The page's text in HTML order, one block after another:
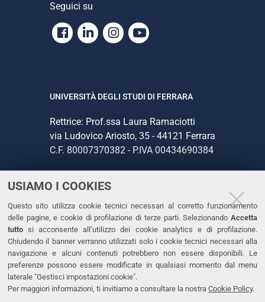
USIAMO I COOKIES
Questo sito utilizza cookie tecnici necessari al corretto funzionamento
delle pagine, e cookie di profilazione di terze parti. Selezionando Accetta
tutto si acconsente all’utilizzo dei cookie analytics e di profilazione.
Chiudendo il banner verranno utilizzati solo i cookie tecnici necessari alla
navigazione e alcuni contenuti potrebbero non essere disponibili. Le
preferenze possono essere modificate in qualsiasi momento dal menu
laterale "Gestisci impostazioni cookie".
Per maggiori informazioni, ti invitiamo a consultare la nostra Cookie Policy.
Seguici su
Facebook
LinkedinInstagram
Youtube
UNIVERSITÀ DEGLI STUDI DI FERRARA
Rettrice: Prof.ssa Laura Ramaciotti
via Ludovico Ariosto, 35 - 44121 Ferrara
C.F. 80007370382 - P.IVA 00434690384
CONTATTI
Tel. +39 0532 293111
Fax. +39 0532 293031
PEC
LINKS